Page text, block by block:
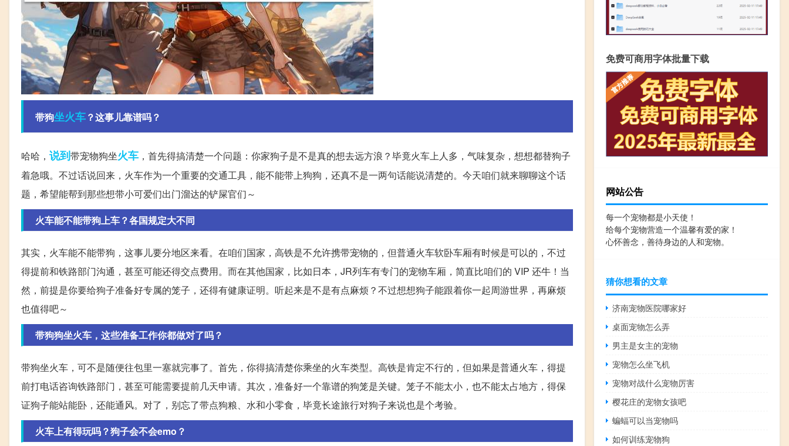
带狗坐火车？这事儿靠谱吗？
哈哈， 说到带宠物狗坐火车 ，首先得搞清楚一个问题：你家狗子是不是真的想去远方浪？毕竟火车上人多，气味复杂，想想都替狗子
着急哦。不过话说回来，火车作为一个重要的交通工具，能不能带上狗狗，还真不是一两句话能说清楚的。今天咱们就来聊聊这个话
题，希望能帮到那些想带小可爱们出门溜达的铲屎官们～
火车能不能带狗上车？各国规定大不同
其实，火车能不能带狗，这事儿要分地区来看。在咱们国家，高铁是不允许携带宠物的，但普通火车软卧车厢有时候是可以的，不过
得提前和铁路部门沟通，甚至可能还得交点费用。而在其他国家，比如日本，JR列车有专门的宠物车厢，简直比咱们的 VIP 还牛！当
然，前提是你要给狗子准备好专属的笼子，还得有健康证明。听起来是不是有点麻烦？不过想想狗子能跟着你一起周游世界，再麻烦
也值得吧～
带狗狗坐火车，这些准备工作你都做对了吗？
带狗坐火车，可不是随便往包里一塞就完事了。首先，你得搞清楚你乘坐的火车类型。高铁是肯定不行的，但如果是普通火车，得提
前打电话咨询铁路部门，甚至可能需要提前几天申请。其次，准备好一个靠谱的狗笼是关键。笼子不能太小，也不能太占地方，得保
证狗子能站能卧，还能通风。对了，别忘了带点狗粮、水和小零食，毕竟长途旅行对狗子来说也是个考验。
火车上有得玩吗？狗子会不会emo？
免费可商用字体批量下载
网站公告
每一个宠物都是小天使！
给每个宠物营造一个温馨有爱的家！
心怀善念，善待身边的人和宠物。
猜你想看的文章
济南宠物医院哪家好
桌面宠物怎么弄
男主是女主的宠物
宠物怎么坐飞机
宠物对战什么宠物厉害
樱花庄的宠物女孩吧
蝙蝠可以当宠物吗
如何训练宠物狗